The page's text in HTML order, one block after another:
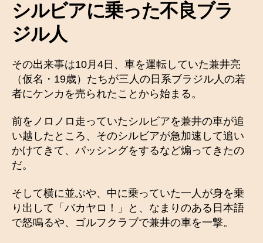
シルビアに乗った不良ブラ
ジル人
その出来事は10月4日、車を運転していた兼井亮
（仮名・19歳）たちが三人の日系ブラジル人の若
者にケンカを売られたことから始まる。
前をノロノロ走っていたシルビアを兼井の車が追
い越したところ、そのシルビアが急加速して追い
かけてきて、パッシングをするなど煽ってきたの
だ。
そして横に並ぶや、中に乗っていた一人が身を乗
り出して「バカヤロ！」と、なまりのある日本語
で怒鳴るや、ゴルフクラブで兼井の車を一撃。